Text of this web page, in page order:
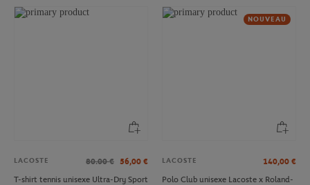
LACOSTE 80.00 € 56,00 €
T-shirt tennis unisexe Ultra-Dry Sport
NOUVEAU
LACOSTE 140,00 €
Polo Club unisexe Lacoste x Roland-